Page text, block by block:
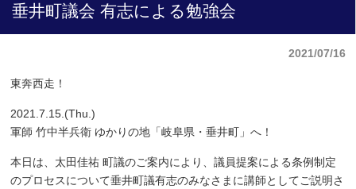
垂井町議会 有志による勉強会
2021/07/16
東奔西走！
2021.7.15.(Thu.)
軍師 竹中半兵衛 ゆかりの地「岐阜県・垂井町」へ！
本日は、太田佳祐 町議のご案内により、議員提案による条例制定
のプロセスについて垂井町議有志のみなさまに講師としてご説明さ